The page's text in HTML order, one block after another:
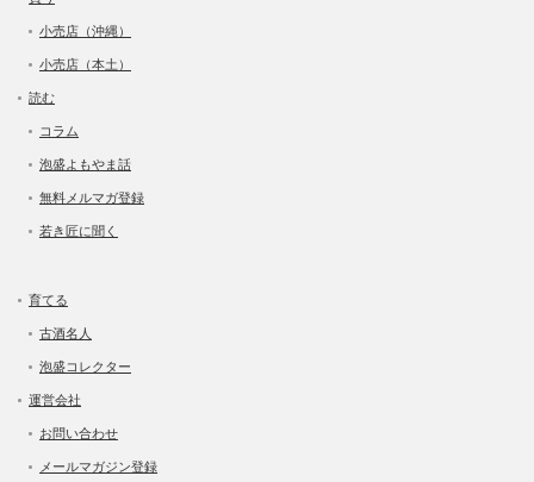
小売店（沖縄）
小売店（本土）
読む
コラム
泡盛よもやま話
無料メルマガ登録
若き匠に聞く
育てる
古酒名人
泡盛コレクター
運営会社
お問い合わせ
メールマガジン登録